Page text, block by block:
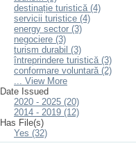
destinație turistică (4)
servicii turistice (4)
energy sector (3)
negociere (3)
turism durabil (3)
întreprindere turistică (3)
conformare voluntară (2)
... View More
Date Issued
2020 - 2025 (20)
2014 - 2019 (12)
Has File(s)
Yes (32)